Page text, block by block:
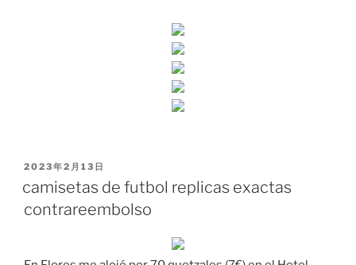
PUBLICADO
2023年2月13日
camisetas de futbol replicas exactas
contrareembolso